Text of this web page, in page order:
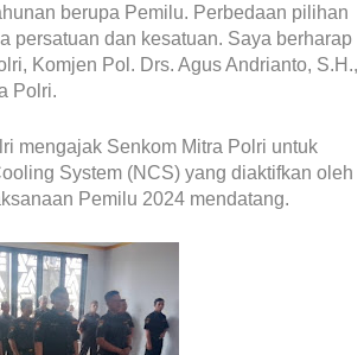
berupa Pemilu. Perbedaan pilihan
persatuan dan kesatuan. Saya berharap
Komjen Pol. Drs. Agus Andrianto, S.H.,
Polri.
mengajak Senkom Mitra Polri untuk
System (NCS) yang diaktifkan oleh
Pemilu 2024 mendatang.